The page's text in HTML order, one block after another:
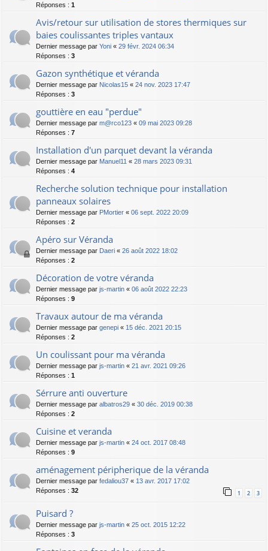
Réponses : 1
Avis/retour sur utilisation de stores thermiques sur
baies coulissantes triples vantaux
Dernier message par Yoni « 29 févr. 2024 06:34
Réponses : 3
Gazon synthétique et véranda
Dernier message par Nicolas15 « 24 nov. 2023 17:47
Réponses : 3
gouttière en eau "perdue"
Dernier message par m@rco123 « 09 mai 2023 09:28
Réponses : 7
Installation d'un parquet devant la véranda
Dernier message par Manuel11 « 28 mars 2023 09:31
Réponses : 4
Recherche solution technique pour installation
panneaux solaires
Dernier message par PMortier « 06 sept. 2022 20:09
Réponses : 2
Apéro sur Véranda
Dernier message par Daeri « 26 août 2022 18:02
Réponses : 2
Décoration de votre véranda
Dernier message par js-martin « 06 août 2022 22:23
Réponses : 9
Travaux autour de ma véranda
Dernier message par genepi « 15 déc. 2021 20:15
Réponses : 2
Un coulissant pour ma véranda
Dernier message par js-martin « 21 avr. 2021 09:26
Réponses : 1
Sérrure anti ouverture
Dernier message par albatros29 « 30 déc. 2019 00:38
Réponses : 2
Cuisine et veranda
Dernier message par js-martin « 24 oct. 2017 08:48
Réponses : 9
aménagement péripherique de la véranda
Dernier message par fedaliou37 « 13 avr. 2017 17:02
Réponses : 32 1 2 3
Puisard ?
Dernier message par js-martin « 25 oct. 2015 12:22
Réponses : 3